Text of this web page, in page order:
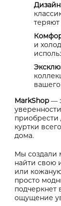
теряют
и
MarkShop—
приобрести
куртки
дома.
Мы создали
найти свою
или
просто
подчеркнет
ощущение